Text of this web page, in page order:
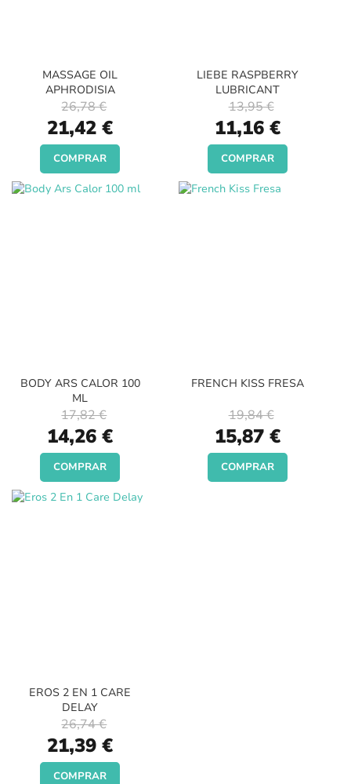
MASSAGE OIL
APHRODISIA
Special
Price
21,42 €
26,78 €
COMPRAR
LIEBE RASPBERRY
LUBRICANT
Special
Price
11,16 €
13,95 €
COMPRAR
BODY ARS CALOR 100
ML
Special
Price
14,26 €
17,82 €
COMPRAR
FRENCH KISS FRESA
Special
Price
15,87 €
19,84 €
COMPRAR
EROS 2 EN 1 CARE
DELAY
Special
Price
21,39 €
26,74 €
COMPRAR